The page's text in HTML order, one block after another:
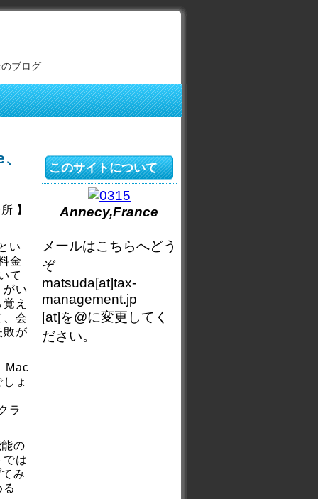
ブログ
】
い
金
て
がい
え
、会
敗が
Mac
ょ
ラ
の
では
み
このサイトについて
Annecy,France
メールはこちらへどう
ぞ
matsuda[at]tax-
management.jp
[at]を@に変更してく
ださい。